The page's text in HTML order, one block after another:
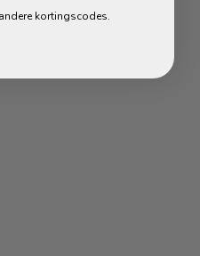
kortingscodes.